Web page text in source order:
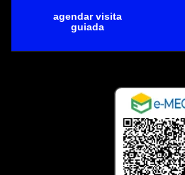
agendar visita
guiada